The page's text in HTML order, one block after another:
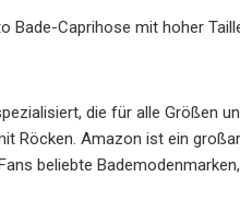
Bade-Caprihose mit hoher
die für alle Größen
Röcken. Amazon ist ein
beliebte